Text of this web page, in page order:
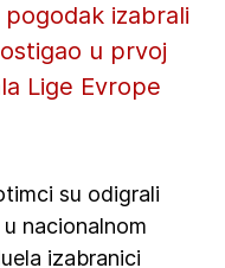
pogodak izabrali
u prvoj
Lige Evrope
su odigrali
nacionalnom
izabranici